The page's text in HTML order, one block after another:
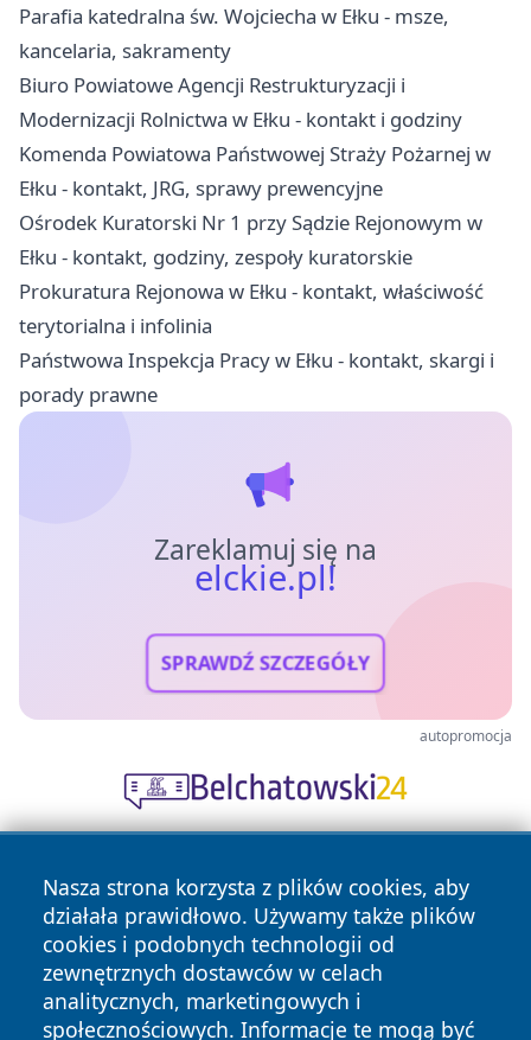
Parafia katedralna św. Wojciecha w Ełku - msze,
kancelaria, sakramenty
Biuro Powiatowe Agencji Restrukturyzacji i
Modernizacji Rolnictwa w Ełku - kontakt i godziny
Komenda Powiatowa Państwowej Straży Pożarnej w
Ełku - kontakt, JRG, sprawy prewencyjne
Ośrodek Kuratorski Nr 1 przy Sądzie Rejonowym w
Ełku - kontakt, godziny, zespoły kuratorskie
Prokuratura Rejonowa w Ełku - kontakt, właściwość
terytorialna i infolinia
Państwowa Inspekcja Pracy w Ełku - kontakt, skargi i
porady prawne
Zareklamuj się na
elckie.pl!
SPRAWDŹ SZCZEGÓŁY
autopromocja
Nasza strona korzysta z plików cookies, aby
działała prawidłowo. Używamy także plików
cookies i podobnych technologii od
zewnętrznych dostawców w celach
analitycznych, marketingowych i
społecznościowych. Informacje te mogą być
Copyright © 2026 elckie.pl Wszystkie prawa zastrzeżone.